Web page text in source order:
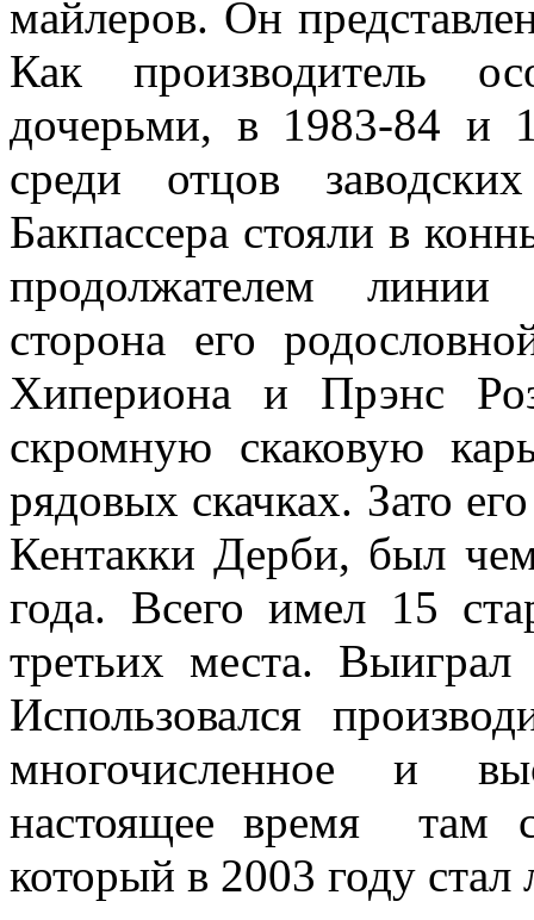
майлеров. Он
Как производитель
дочерьми, в 1983-84 и
среди отцов
Бакпассера стояли в
продолжателем линии
сторона его
Хипериона и Прэнс
скромную скаковую
рядовых скачках. Зато
Кентакки Дерби, был
года. Всего имел 15
третьих места.
Использовался
многочисленное и
настоящее время там
который в 2003 году